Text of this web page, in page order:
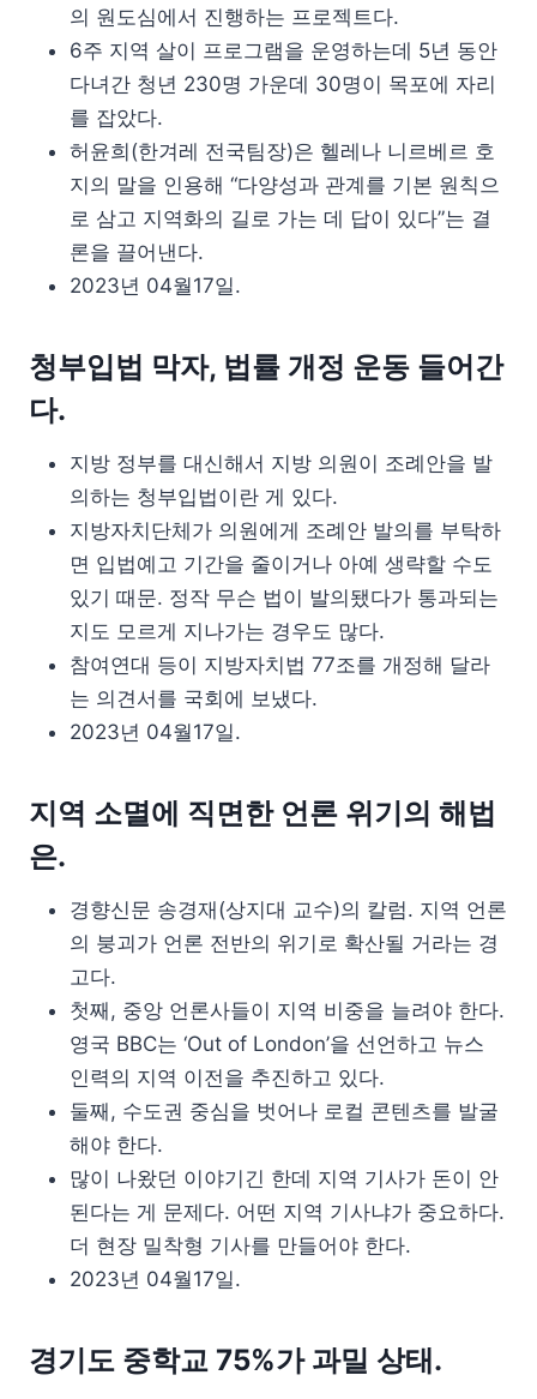
의 원도심에서 진행하는 프로젝트다.
6주 지역 살이 프로그램을 운영하는데 5년 동안
다녀간 청년 230명 가운데 30명이 목포에 자리
를 잡았다.
허윤희(한겨레 전국팀장)은 헬레나 니르베르 호
지의 말을 인용해 “다양성과 관계를 기본 원칙으
로 삼고 지역화의 길로 가는 데 답이 있다”는 결
론을 끌어낸다.
2023년 04월17일.
청부입법 막자, 법률 개정 운동 들어간
다.
지방 정부를 대신해서 지방 의원이 조례안을 발
의하는 청부입법이란 게 있다.
지방자치단체가 의원에게 조례안 발의를 부탁하
면 입법예고 기간을 줄이거나 아예 생략할 수도
있기 때문. 정작 무슨 법이 발의됐다가 통과되는
지도 모르게 지나가는 경우도 많다.
참여연대 등이 지방자치법 77조를 개정해 달라
는 의견서를 국회에 보냈다.
2023년 04월17일.
지역 소멸에 직면한 언론 위기의 해법
은.
경향신문 송경재(상지대 교수)의 칼럼. 지역 언론
의 붕괴가 언론 전반의 위기로 확산될 거라는 경
고다.
첫째, 중앙 언론사들이 지역 비중을 늘려야 한다.
영국 BBC는 ‘Out of London’을 선언하고 뉴스
인력의 지역 이전을 추진하고 있다.
둘째, 수도권 중심을 벗어나 로컬 콘텐츠를 발굴
해야 한다.
많이 나왔던 이야기긴 한데 지역 기사가 돈이 안
된다는 게 문제다. 어떤 지역 기사냐가 중요하다.
더 현장 밀착형 기사를 만들어야 한다.
2023년 04월17일.
경기도 중학교 75%가 과밀 상태.